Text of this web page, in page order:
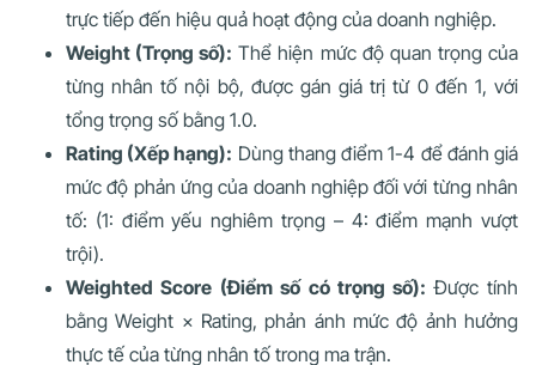
trực tiếp đến hiệu quả hoạt động của doanh nghiệp.
Weight (Trọng số): Thể hiện mức độ quan trọng của
từng nhân tố nội bộ, được gán giá trị từ 0 đến 1, với
tổng trọng số bằng 1.0.
Rating (Xếp hạng): Dùng thang điểm 1-4 để đánh giá
mức độ phản ứng của doanh nghiệp đối với từng nhân
tố: (1: điểm yếu nghiêm trọng – 4: điểm mạnh vượt
trội).
Weighted Score (Điểm số có trọng số):Được tính
bằng Weight × Rating, phản ánh mức độ ảnh hưởng
thực tế của từng nhân tố trong ma trận.